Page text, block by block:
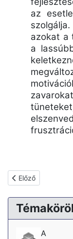
az
azokat a
a
Előző cikk:
Előző
A